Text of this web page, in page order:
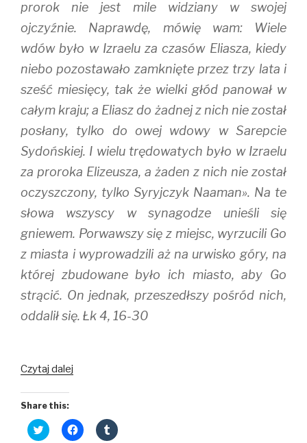
prorok nie jest mile widziany w swojej
ojczyźnie. Naprawdę, mówię wam: Wiele
wdów było w Izraelu za czasów Eliasza, kiedy
niebo pozostawało zamknięte przez trzy lata i
sześć miesięcy, tak że wielki głód panował w
całym kraju; a Eliasz do żadnej z nich nie został
posłany, tylko do owej wdowy w Sarepcie
Sydońskiej. I wielu trędowatych było w Izraelu
za proroka Elizeusza, a żaden z nich nie został
oczyszczony, tylko Syryjczyk Naaman». Na te
słowa wszyscy w synagodze unieśli się
gniewem. Porwawszy się z miejsc, wyrzucili Go
z miasta i wyprowadzili aż na urwisko góry, na
której zbudowane było ich miasto, aby Go
strącić. On jednak, przeszedłszy pośród nich,
oddalił się. Łk 4, 16-30
Czytaj dalej
Share this:
C
l
C
l
C
l